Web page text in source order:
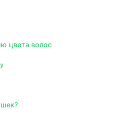
цвета волос